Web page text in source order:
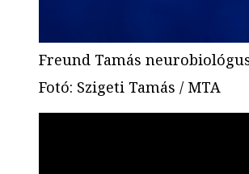
Freund Tamás
Fotó: Szigeti Tamás / MTA